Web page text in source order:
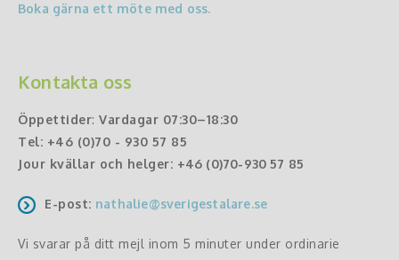
Boka gärna ett möte med oss.
Kontakta oss
Öppettider: Vardagar 07:30–18:30
Tel: +46 (0)70 - 930 57 85
Jour kvällar och helger: +46 (0)70-930 57 85
E-post: nathalie@sverigestalare.se
Vi svarar på ditt mejl inom 5 minuter under ordinarie